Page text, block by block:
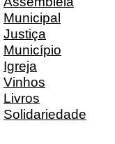
Municipal
Justiça
Município
Igreja
Vinhos
Livros
Solidariedade